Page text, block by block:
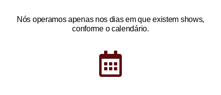
Nós operamos apenas nos dias em que existem shows,
conforme o calendário.